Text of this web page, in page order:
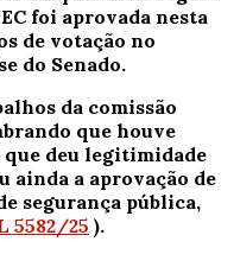
foi aprovada nesta
de votação no
do Senado.
da comissão
que houve
que deu legitimidade
ainda a aprovação de
segurança pública,
5582/25 ).